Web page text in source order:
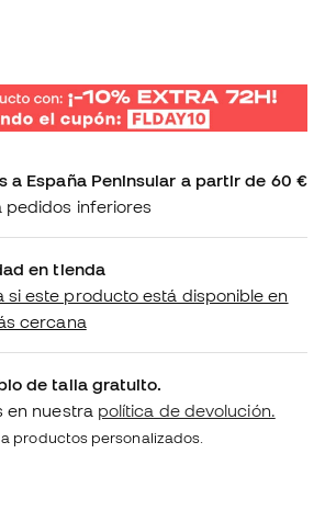
a España Peninsular a partir de 60 €
pedidos inferiores
en tienda
si este producto está disponible en
cercana
de talla gratuito.
en nuestra política de devolución.
productos personalizados.